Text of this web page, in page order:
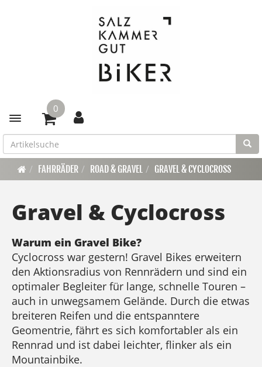
Toggle navigation
0
FAHRRÄDER ROAD & GRAVEL GRAVEL & CYCLOCROSS
Gravel & Cyclocross
Warum ein Gravel Bike?
Cyclocross war gestern! Gravel Bikes erweitern
den Aktionsradius von Rennrädern und sind ein
optimaler Begleiter für lange, schnelle Touren –
auch in unwegsamem Gelände. Durch die etwas
breiteren Reifen und die entspanntere
Geomentrie, fährt es sich komfortabler als ein
Rennrad und ist dabei leichter, flinker als ein
Mountainbike.